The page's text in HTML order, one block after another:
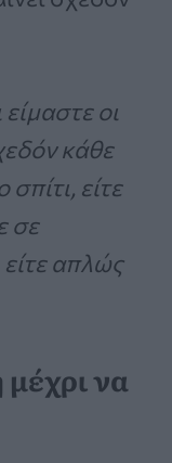
οι
κάθε
είτε
σε
απλώς
να